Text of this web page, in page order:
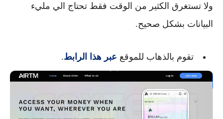
ولا تستغرق الكثير من الوقت فقط تحتاج الي مليء
البيانات بشكل صحيح.
تقوم بالذهاب للموقع عبر هذا الرابط.